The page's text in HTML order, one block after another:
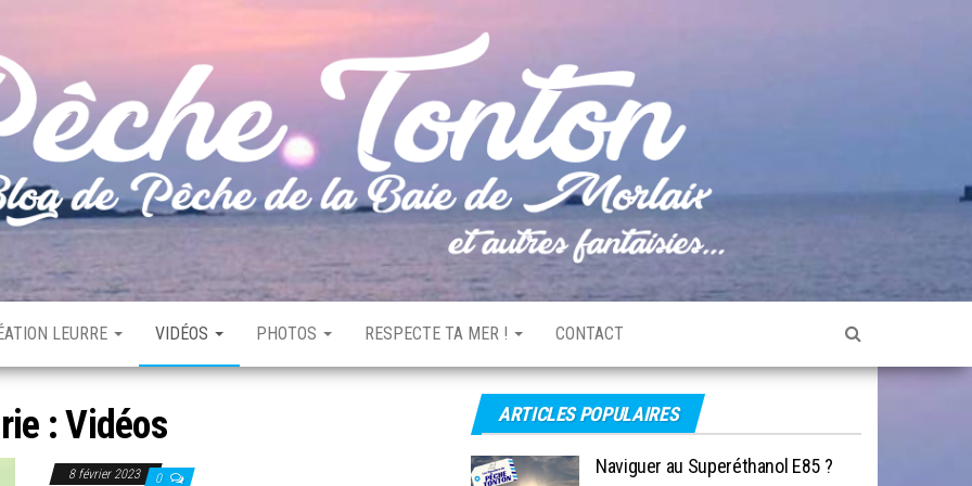
LEURRE VIDÉOS PHOTOS RESPECTE TA MER ! CONTACT
:Vidéos
8 février 2023 0
ARTICLES POPULAIRES
Naviguer au Superéthanol E85 ?